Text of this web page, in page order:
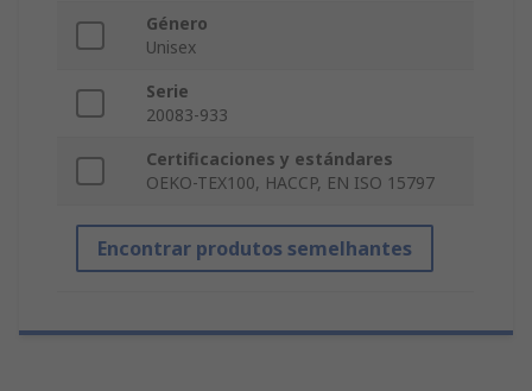
Género
Unisex
Serie
20083-933
Certificaciones y estándares
OEKO-TEX100, HACCP, EN ISO 15797
Encontrar produtos semelhantes